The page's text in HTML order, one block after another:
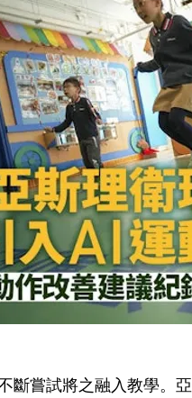
斷嘗試將之融入教學。